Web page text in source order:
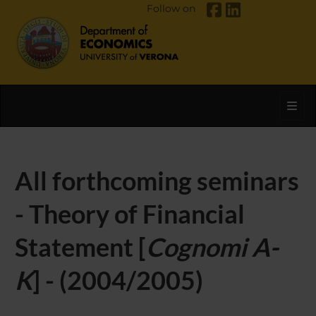
Follow on
All forthcoming seminars
- Theory of Financial
Statement [Cognomi A-
K] - (2004/2005)